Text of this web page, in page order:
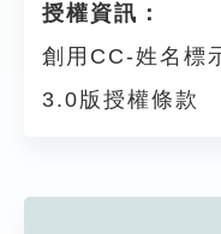
授權資訊：
創用CC-姓名標
3.0版授權條款